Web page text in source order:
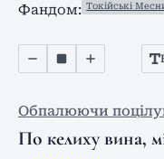
Фандом: Токійські
Обпалюючи
По келиху вина,